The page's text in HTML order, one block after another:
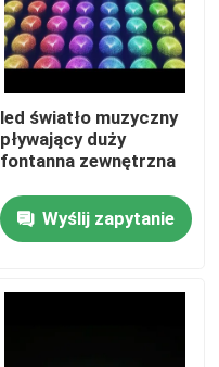
led światło muzyczny
pływający duży
fontanna zewnętrzna
Wyślij zapytanie